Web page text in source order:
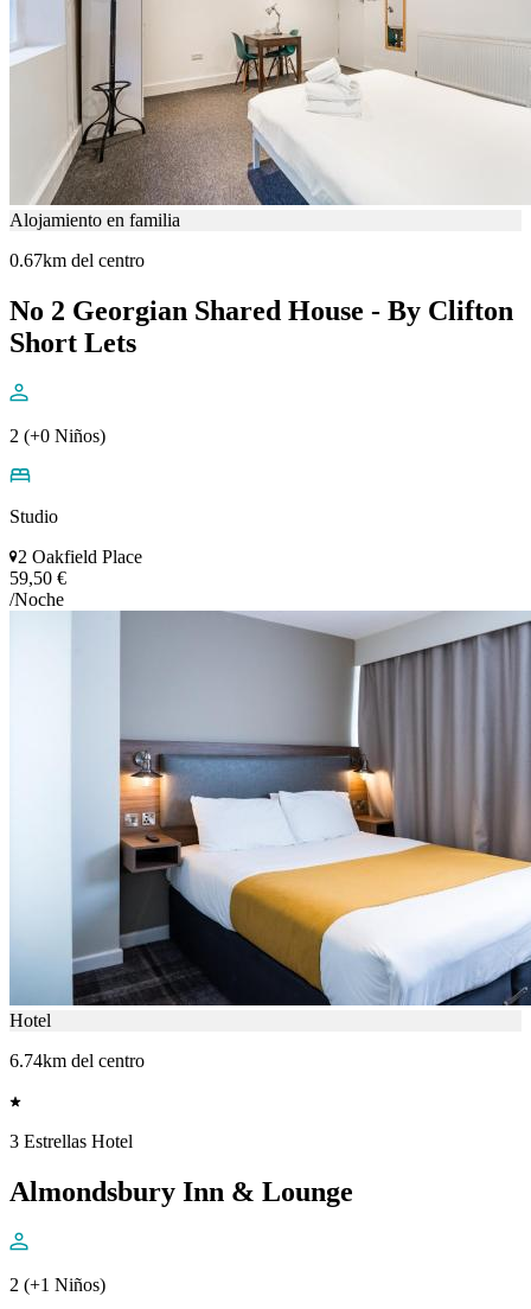
Alojamiento en familia
0.67km del centro
No 2 Georgian Shared House - By Clifton
Short Lets
2 (+0 Niños)
Studio
2 Oakfield Place
59,50 €
/Noche
Hotel
6.74km del centro
3 Estrellas Hotel
Almondsbury Inn & Lounge
2 (+1 Niños)